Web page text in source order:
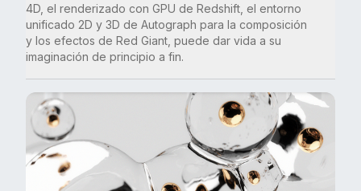
4D, el renderizado con GPU de Redshift, el entorno
unificado 2D y 3D de Autograph para la composición
y los efectos de Red Giant, puede dar vida a su
imaginación de principio a fin.